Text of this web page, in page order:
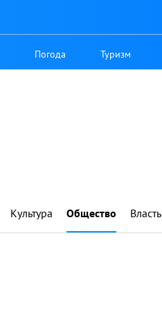
Погода Туризм
Культура Общество Власть